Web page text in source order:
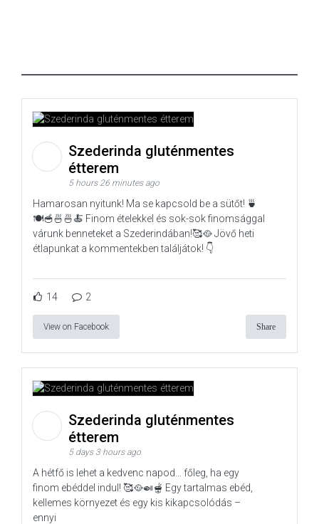
Szederinda gluténmentes
étterem
5 hours 26 minutes ago
Hamarosan nyitunk! Ma se kapcsold be a sütőt! 🍵
🍽️🥣🍜🍜🍝 Finom ételekkel és sok-sok finomsággal
várunk benneteket a Szederindában!🥰🥘 Jövő heti
étlapunkat a kommentekben találjátok! 👇
14 2
View on Facebook Share
Szederinda gluténmentes
étterem
5 days 3 hours ago
A hétfő is lehet a kedvenc napod… főleg, ha egy
finom ebéddel indul! 🥰🥘🍛🫕 Egy tartalmas ebéd,
kellemes környezet és egy kis kikapcsolódás –
ennyi